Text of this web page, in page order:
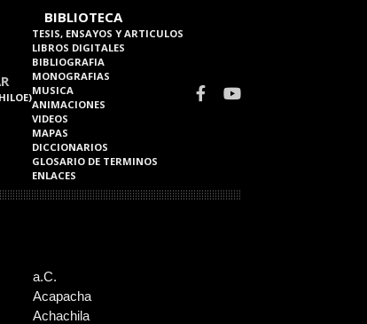
BIBLIOTECA
TESIS, ENSAYOS Y ARTICULOS
LIBROS DIGITALES
BIBLIOGRAFIA
MONOGRAFIAS
MUSICA
ANIMACIONES
VIDEOS
MAPAS
DICCIONARIOS
GLOSARIO DE TERMINOS
ENLACES
a.C.
Acapacha
Achachila